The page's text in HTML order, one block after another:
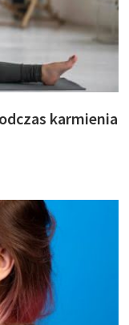
karmienia